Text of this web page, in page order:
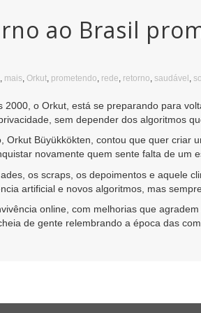
ao Brasil
, mais, Orkut, prometendo, rede, retorno, saudável ,
o Orkut, está se preparando para
sem depender dos algoritmos
Orkut Büyükkökten, contou que quer
novamente quem sente falta de um
os scraps, os depoimentos e aquele
artificial e novos algoritmos, mas
online, com melhorias que
de gente relembrando a época das